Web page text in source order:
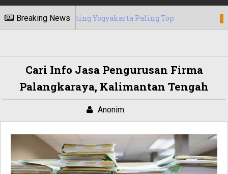
Breaking News
Yogyakarta Paling Top 15/05/2020
Cari Info Jasa Pengurusan Firma
Palangkaraya, Kalimantan Tengah
Anonim